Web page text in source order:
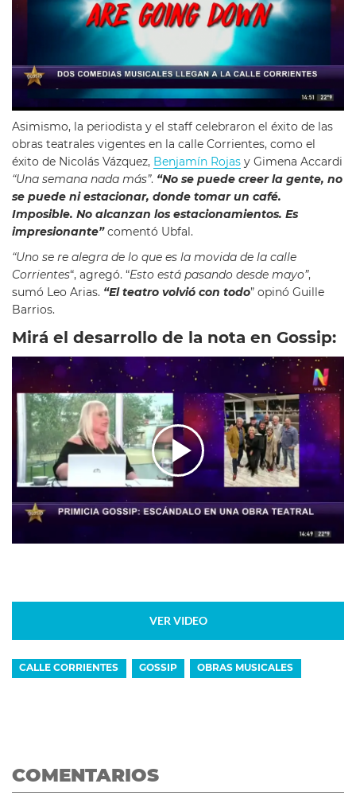
Asimismo, la periodista y el staff celebraron el éxito de las
obras teatrales vigentes en la calle Corrientes, como el
éxito de Nicolás Vázquez, Benjamín Rojas y Gimena Accardi
“Una semana nada más”. “No se puede creer la gente, no
se puede ni estacionar, donde tomar un café.
Imposible. No alcanzan los estacionamientos. Es
impresionante”comentó Ubfal.
“Uno se re alegra de lo que es la movida de la calle
Corrientes“, agregó. “Esto está pasando desde mayo”,
sumó Leo Arias. “El teatro volvió con todo” opinó Guille
Barrios.
Mirá el desarrollo de la nota en Gossip:
VER VIDEO
CALLE CORRIENTES GOSSIP OBRAS MUSICALES
COMENTARIOS